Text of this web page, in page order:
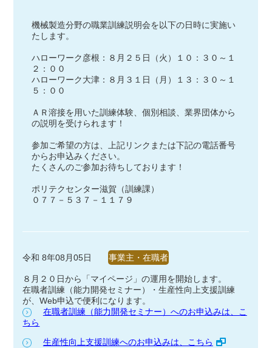
機械製造分野の職業訓練説明会を以下の日時に実施い
たします。
ハローワーク彦根：８月２５日（火）１０：３０～１
２：００
ハローワーク大津：８月３１日（月）１３：３０～１
５：００
ＡＲ溶接を用いた訓練体験、個別相談、業界団体から
の説明を受けられます！
参加ご希望の方は、上記リンクまたは下記の電話番号
からお申込みください。
たくさんのご参加お待ちしております！
ポリテクセンター滋賀（訓練課）
０７７－５３７－１１７９
令和 8年08月05日 事業主・在職者
８月２０日から「マイページ」の運用を開始します。
在職者訓練（能力開発セミナー）・生産性向上支援訓練
が、Web申込で便利になります。
在職者訓練（能力開発セミナー）へのお申込みは、こ
ちら
生産性向上支援訓練へのお申込みは、こちら